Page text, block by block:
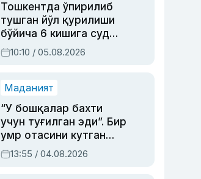
Тошкентда ўпирилиб
тушган йўл қурилиши
бўйича 6 кишига суд
ҳукми ўқилди
10:10 / 05.08.2026
Маданият
“У бошқалар бахти
учун туғилган эди”. Бир
умр отасини кутган
актриса ва дубльяж
устаси Римма
13:55 / 04.08.2026